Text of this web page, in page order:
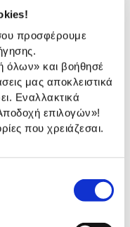
προσφέρουμε
όλων» και βοήθησέ
μας αποκλειστικά
Εναλλακτικά
επιλογών»!
που χρειάζεσαι.